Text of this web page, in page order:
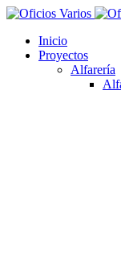
Inicio
Proyectos
Alfarería